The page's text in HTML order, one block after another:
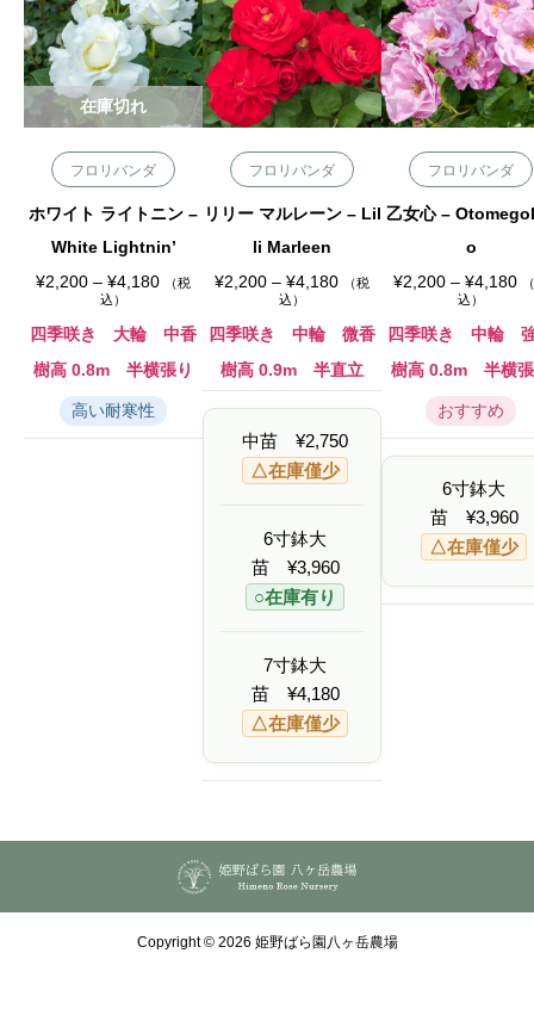
フロリバンダ
ホワイト ライトニン –
White Lightnin’
¥2,200 – ¥4,180価
2
,
2
0
（税
込）
四季咲き 大輪 中香
樹高 0.8m 半横張り
高い耐寒性
在庫切れ
フロリバンダ
リリー マルレーン – Lil
li Marleen
¥2,200 – ¥4,180価
¥
2
,
2
0
0
–
¥
4
（税
込）
四季咲き 中輪 微香
樹高 0.9m 半直立
中苗 ¥2,750
△在庫僅少
6寸鉢大
苗 ¥3,960
○在庫有り
7寸鉢大
苗 ¥4,180
△在庫僅少
フロリバンダ
乙女心 –
o
¥2,200 – ¥4,180価
¥
2
,
1
8
0
込）
四季咲き 中輪
樹高 0.8m 半横
おすすめ
6寸鉢大
苗 ¥3,960
△在庫僅少
Copyright © 2026 姫野ばら園八ヶ岳農場